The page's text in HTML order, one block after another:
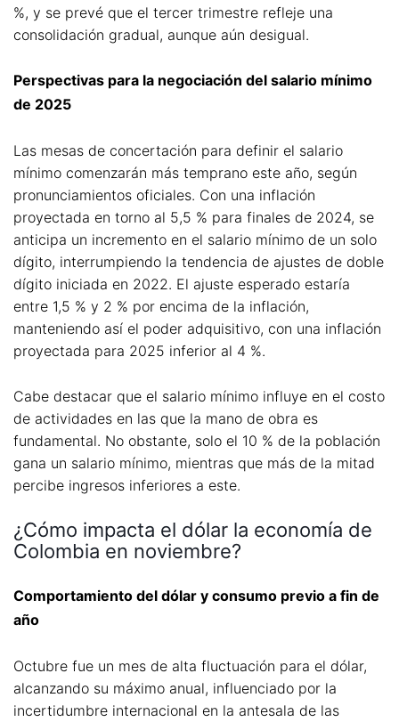
%, y se prevé que el tercer trimestre refleje una
consolidación gradual, aunque aún desigual.
Perspectivas para la negociación del salario mínimo
de 2025
Las mesas de concertación para definir el salario
mínimo comenzarán más temprano este año, según
pronunciamientos oficiales. Con una inflación
proyectada en torno al 5,5 % para finales de 2024, se
anticipa un incremento en el salario mínimo de un solo
dígito, interrumpiendo la tendencia de ajustes de doble
dígito iniciada en 2022. El ajuste esperado estaría
entre 1,5 % y 2 % por encima de la inflación,
manteniendo así el poder adquisitivo, con una inflación
proyectada para 2025 inferior al 4 %.
Cabe destacar que el salario mínimo influye en el costo
de actividades en las que la mano de obra es
fundamental. No obstante, solo el 10 % de la población
gana un salario mínimo, mientras que más de la mitad
percibe ingresos inferiores a este.
¿Cómo impacta el dólar la economía de
Colombia en noviembre?
Comportamiento del dólar y consumo previo a fin de
año
Octubre fue un mes de alta fluctuación para el dólar,
alcanzando su máximo anual, influenciado por la
incertidumbre internacional en la antesala de las